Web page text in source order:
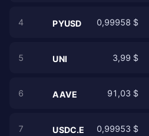
4 PYUSD 0,99958 $
5 UNI 3,99 $
6 AAVE 91,03 $
7 USDC.E 0,99953 $